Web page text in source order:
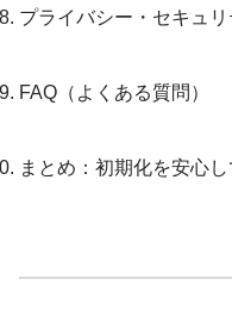
プライバシー・セキュ
FAQ（よくある質問）
まとめ：初期化を安心